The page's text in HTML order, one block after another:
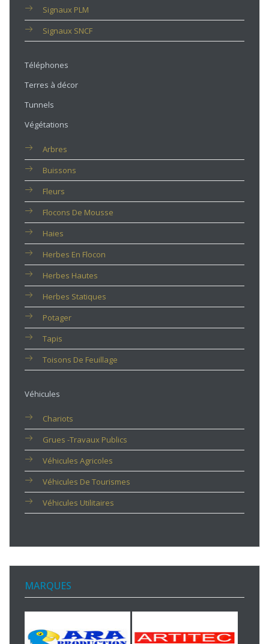
Signaux PLM
Signaux SNCF
Téléphones
Terres à décor
Tunnels
Végétations
Arbres
Buissons
Fleurs
Flocons De Mousse
Haies
Herbes En Flocon
Herbes Hautes
Herbes Statiques
Potager
Tapis
Toisons De Feuillage
Véhicules
Chariots
Grues -travaux Publics
Véhicules Agricoles
Véhicules De Tourismes
Véhicules Utilitaires
MARQUES